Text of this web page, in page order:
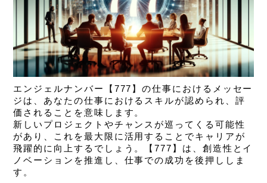
エンジェルナンバー【777】の仕事におけるメッセー
ジは、 あなたの仕事におけるスキルが認められ、評
価されることを意味します。
新しいプロジェクトやチャンスが巡ってくる可能性
があり、これを最大限に活用することでキャリアが
飛躍的に向上するでしょう。【777】は、創造性とイ
ノベーションを推進し、仕事での成功を後押ししま
す。